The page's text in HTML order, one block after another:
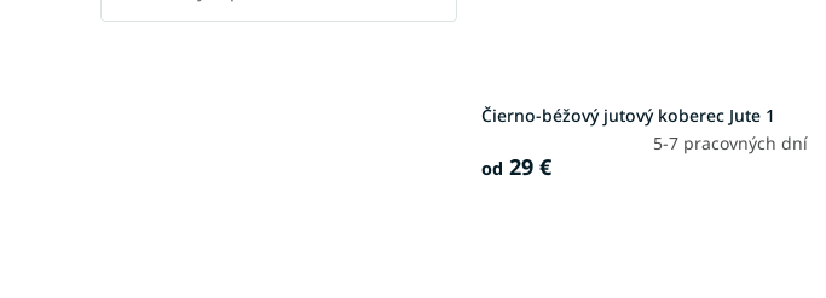
Čierno-béžový jutový koberec Jute 1
5-7 pracovných dní
od 29 €